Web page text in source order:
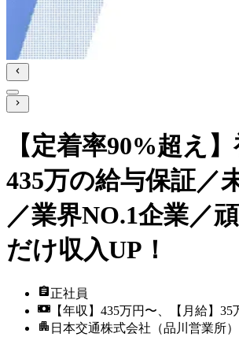
【定着率90%超え
435万の給与保証／
／業界NO.1企業／
だけ収入UP！
正社員
【年収】435万円〜、【月給】35
日本交通株式会社（品川営業所）